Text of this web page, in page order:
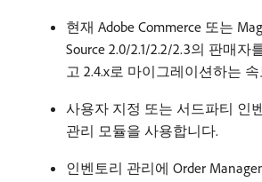
현재 Adobe Commerce 또는
Source 2.0/2.1/2.2/2.3의 판매자
고 2.4.x로 마이그레이션하는
사용자 지정 또는 서드파티 인
관리 모듈을 사용합니다.
인벤토리 관리에 Order